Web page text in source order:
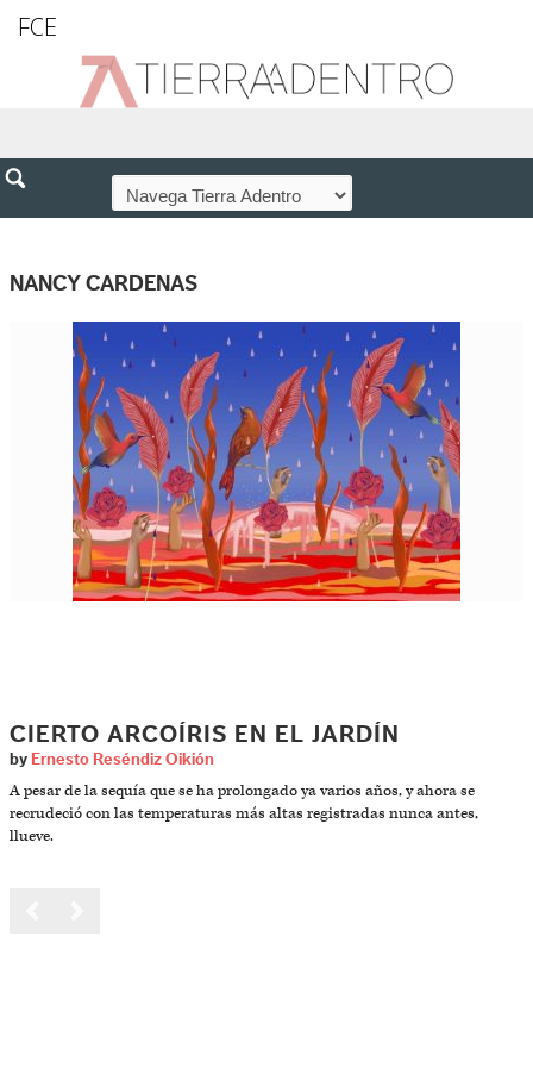
FCE
NANCY CARDENAS
CIERTO ARCOÍRIS EN EL JARDÍN
by Ernesto Reséndiz Oikión
A pesar de la sequía que se ha prolongado ya varios años, y ahora se
recrudeció con las temperaturas más altas registradas nunca antes,
llueve.